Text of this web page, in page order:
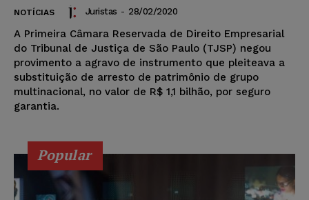
NOTÍCIAS Juristas - 28/02/2020
A Primeira Câmara Reservada de Direito Empresarial
do Tribunal de Justiça de São Paulo (TJSP) negou
provimento a agravo de instrumento que pleiteava a
substituição de arresto de patrimônio de grupo
multinacional, no valor de R$ 1,1 bilhão, por seguro
garantia.
Popular